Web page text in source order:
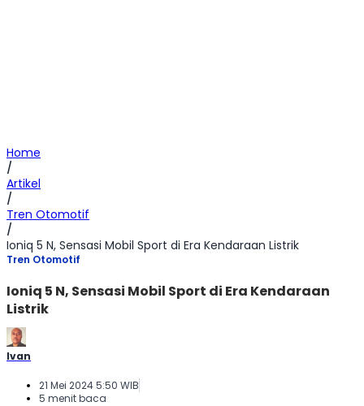
Home
/
Artikel
/
Tren Otomotif
/
Ioniq 5 N, Sensasi Mobil Sport di Era Kendaraan Listrik
Tren Otomotif
Ioniq 5 N, Sensasi Mobil Sport di Era Kendaraan
Listrik
Ivan
21 Mei 2024 5:50 WIB
5 menit baca